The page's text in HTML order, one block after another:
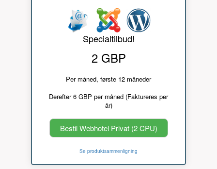
Specialtilbud!
2 GBP
Per måned, første 12 måneder
Derefter 6 GBP per måned (Faktureres per
år)
Bestil Webhotel Privat (2 CPU)
Se produktsammenligning